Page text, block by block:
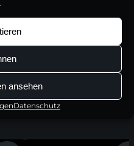
ansehen
Datenschutz
Frühstücksmesser mit
29,95
Inkl. 19% MwSt | zzgl. Versandkosten